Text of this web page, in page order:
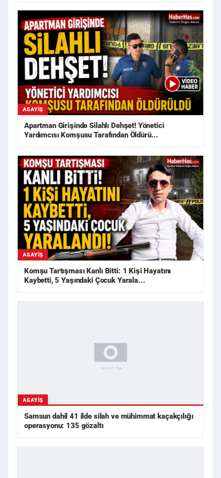
ASAYIŞ
Apartman Girişinde Silahlı Dehşet! Yönetici
Yardımcısı Komşusu Tarafından Öldürü...
ASAYIŞ
Komşu Tartışması Kanlı Bitti: 1 Kişi Hayatını
Kaybetti, 5 Yaşındaki Çocuk Yarala...
ASAYIŞ
Samsun dahil 41 ilde silah ve mühimmat kaçakçılığı
operasyonu: 135 gözaltı